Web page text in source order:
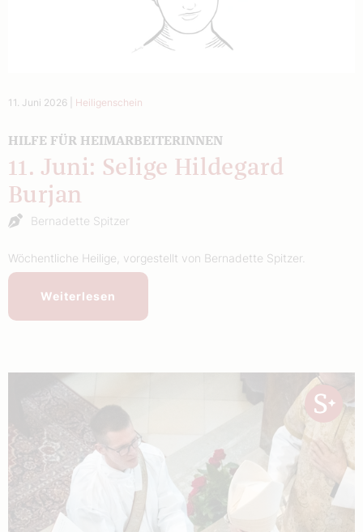
11. Juni 2026 Heiligenschein
HILFE FÜR HEIMARBEITERINNEN
11. Juni: Selige Hildegard
Burjan
Bernadette Spitzer
Wöchentliche Heilige, vorgestellt von Bernadette Spitzer.
Weiterlesen